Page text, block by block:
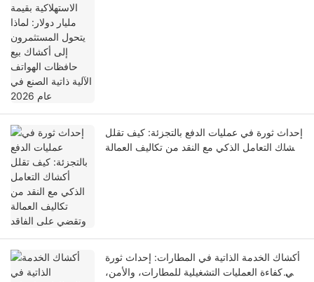
إحداث ثورة في عمليات الدفع بالتجزئة: كيف تقلل
أكشاك التعامل الذكي مع النقد من تكاليف العمالة
أكشاك الخدمة الذاتية في المطارات: إحداث ثورة
في كفاءة العمليات التشغيلية للمطارات، والأمن،